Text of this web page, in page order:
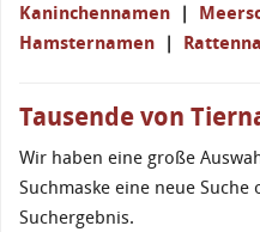
Kaninchennamen |
Hamsternamen |
Tausende von
Wir haben eine große
Suchmaske eine neue
Suchergebnis.